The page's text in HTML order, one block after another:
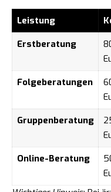
Leistung
Erstberatung
Folgeberatungen
Gruppenberatung
Online-Beratung